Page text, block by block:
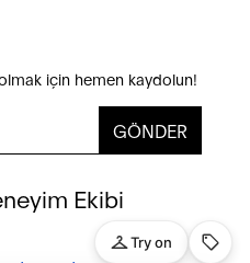
için hemen kaydolun!
GÖNDER
Ekibi